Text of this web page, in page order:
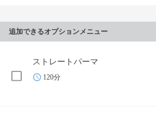
追加できるオプションメニュー
ストレートパーマ
120分